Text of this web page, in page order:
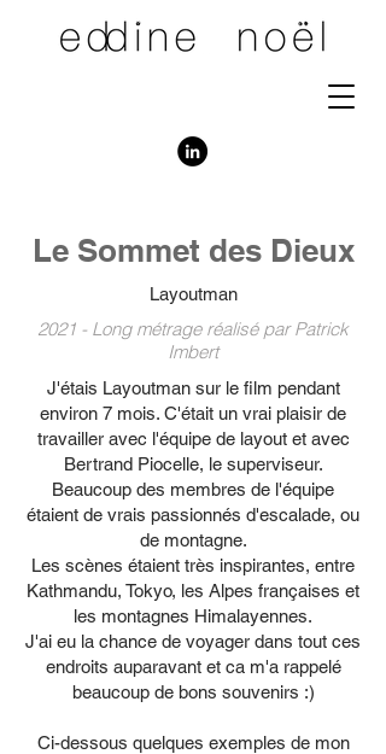
Le Sommet des Dieux
Layoutman
2021 - Long métrage réalisé par Patrick
Imbert
J'étais Layoutman sur le film pendant
environ 7 mois. C'était un vrai plaisir de
travailler avec l'équipe de layout et avec
Bertrand Piocelle, le superviseur.
Beaucoup des membres de l'équipe
étaient de vrais passionnés d'escalade, ou
de montagne.
Les scènes étaient très inspirantes, entre
Kathmandu, Tokyo, les Alpes françaises et
les montagnes Himalayennes.
J'ai eu la chance de voyager dans tout ces
endroits auparavant et ca m'a rappelé
beaucoup de bons souvenirs :)
Ci-dessous quelques exemples de mon